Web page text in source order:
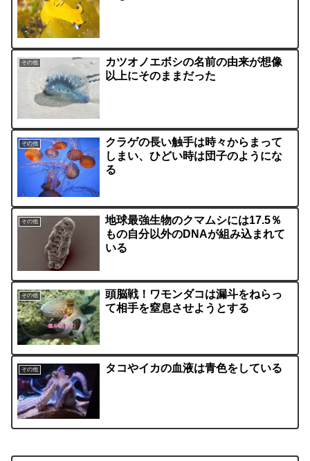
その他
カツオノエボシの名前の由来が想像
以上にそのままだった
その他
クラゲの長い触手は時々からまって
しまい、ひどい時は団子のようにな
る
その他
地球最強生物のクマムシには17.5％
もの自分以外のDNAが組み込まれて
いる
その他
頭脳戦！ワモンダコは漏斗をねらっ
て相手を窒息させようとする
その他 タコやイカの血液は青色をしている